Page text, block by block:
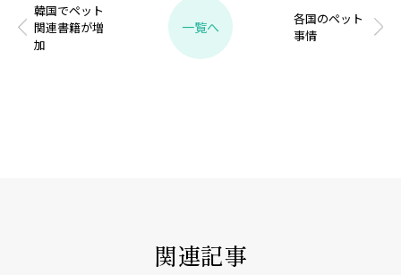
韓国でペット
関連書籍が増
加
一覧へ
各国のペット
事情
関連記事